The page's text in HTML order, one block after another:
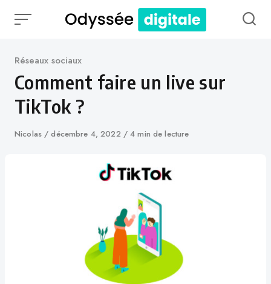
Catégorie
Réseaux sociaux
Comment faire un live sur
TikTok ?
Auteur
Nicolas
Publié
décembre 4, 2022 4 min de lecture